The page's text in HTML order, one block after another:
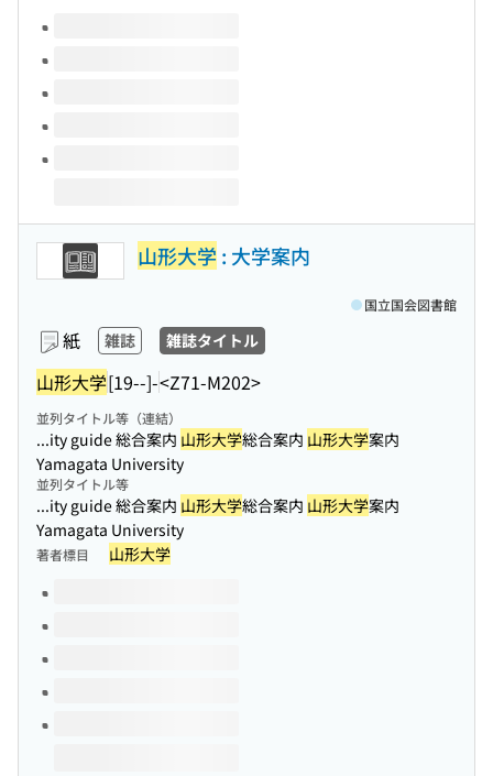
このタイトルの巻号
山形大学 : 大学案内
紙 雑誌 雑誌タイトル
山形大学[19--]-<Z71-M202>
国立国会図書館
並列タイトル等（連結）
...ity guide 総合案内 山形大学総合案内 山形大学案内
Yamagata University
並列タイトル等
...ity guide 総合案内 山形大学総合案内 山形大学案内
Yamagata University
著者標目 山形大学
このタイトルの巻号